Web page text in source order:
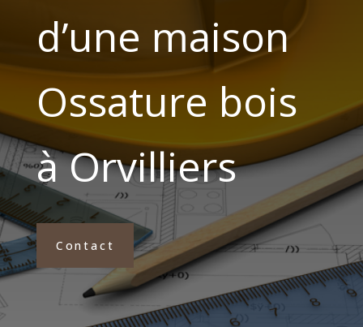
d’une maison
Ossature bois
à Orvilliers
Contact